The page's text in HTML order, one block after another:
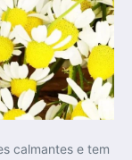
calmantes e tem